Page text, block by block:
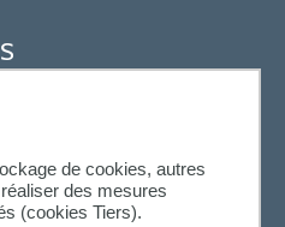
de cookies, autres
des mesures
(cookies Tiers).